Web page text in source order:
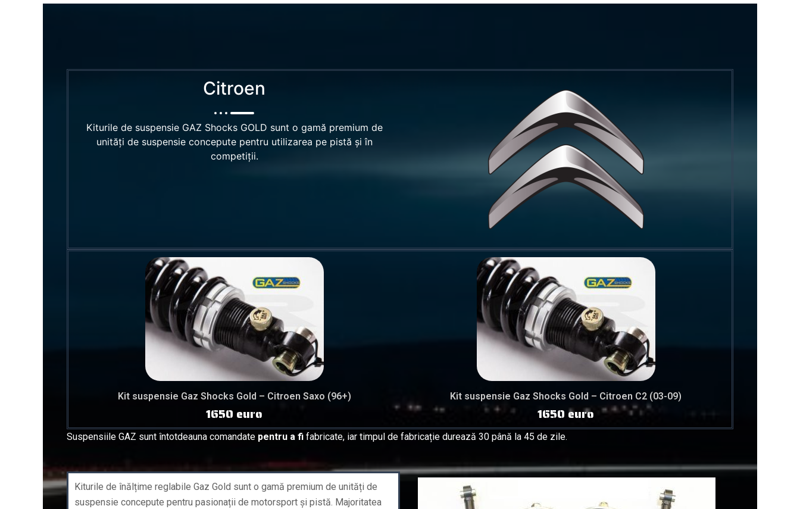
Citroen
Kiturile de suspensie GAZ Shocks GOLD sunt o gamă premium de
unități de suspensie concepute pentru utilizarea pe pistă și în
competiții.
Kit suspensie Gaz Shocks Gold – Citroen Saxo (96+)
1650 euro
Kit suspensie Gaz Shocks Gold – Citroen C2 (03-09)
1650 euro
Suspensiile GAZ sunt întotdeauna comandate pentru a fi fabricate, iar timpul de fabricație durează 30 până la 45 de zile.
Kiturile de înălțime reglabile Gaz Gold sunt o gamă premium de unități de
suspensie concepute pentru pasionații de motorsport și pistă. Majoritatea